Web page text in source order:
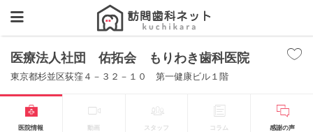
医療法人社団 佑拓会 もりわき歯科医院
東京都杉並区荻窪４－３２－１０ 第一健康ビル１階
医院情報 動画 スタッフ コラム 感謝の声